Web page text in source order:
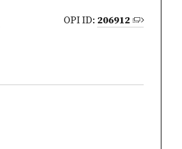
OPI ID: 206912